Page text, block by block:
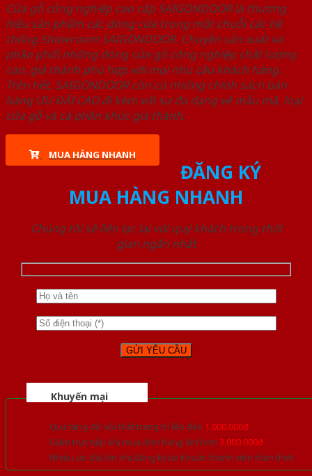
Cửa gỗ công nghiệp cao cấp SAIGONDOOR là thương
hiệu sản phẩm các dòng cửa trong một chuỗi các hệ
thống Showroom SAIGONDOOR. Chuyên sản xuất và
phân phối những dòng cửa gỗ công nghiệp chất lượng
cao, giá thành phù hợp với mọi nhu cầu khách hàng.
Trên hết, SAIGONDOOR còn có những chính sách bán
hàng ƯU ĐÃI CAO đi kèm với sự đa dạng về mẫu mã, loại
cửa gỗ và cả phân khúc giá thành.
MUA HÀNG NHANH
ĐĂNG KÝ
MUA HÀNG NHANH
Chúng tôi sẽ liên lạc lại với quý khách trong thời
gian ngắn nhất
Khuyến mại
Quà tặng đồ nội thất trang trí lên đến 1.000.000đ
Giảm trực tiếp khi mua đơn hàng lớn hơn 3.000.000đ
Nhiều ưu đãi lớn khi đăng ký tài khoản thành viên thân thiết